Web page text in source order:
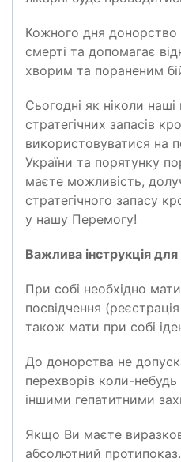
Кожного дня донорство
смерті та допомагає
хворим та пораненим
Сьогодні як ніколи
стратегічних запасів
використовуватися на
України та порятунку
маєте можливість,
стратегічного запасу
у нашу Перемогу!
Важлива інструкція для
При собі необхідно
посвідчення
також мати при собі
До донорства не
перехворів коли-
іншими гепатитними
Якщо Ви маєте
абсолютний протипоказ.